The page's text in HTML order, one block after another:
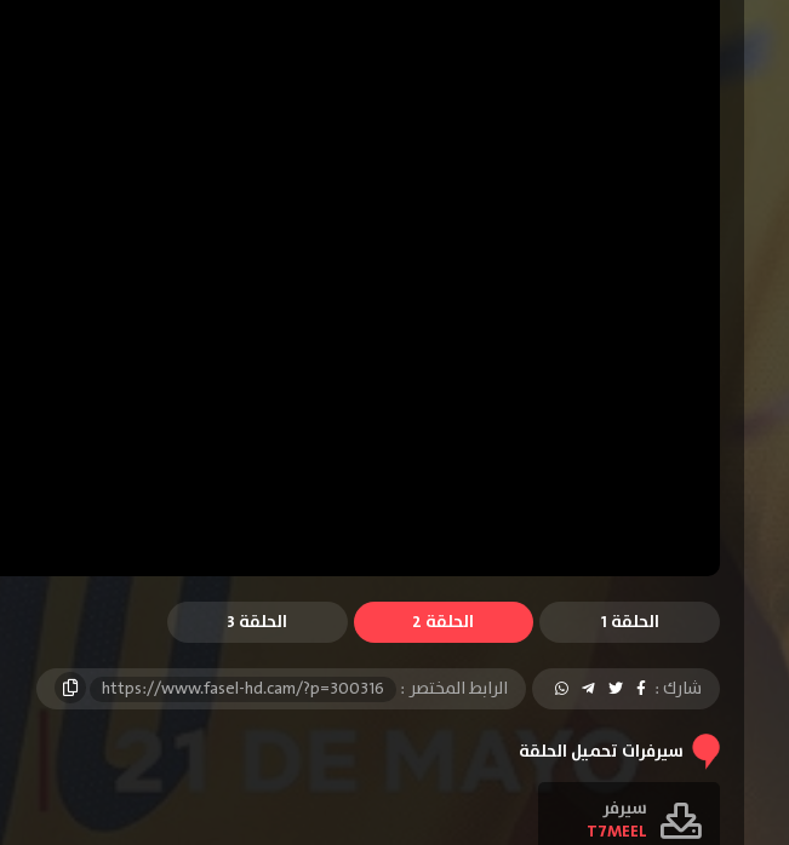
الحلقة 1 الحلقة 2 الحلقة 3
شارك : الرابط المختصر : https://www.fasel-hd.cam/?p=300316
سيرفرات تحميل الحلقة
سيرفر
T7MEEL